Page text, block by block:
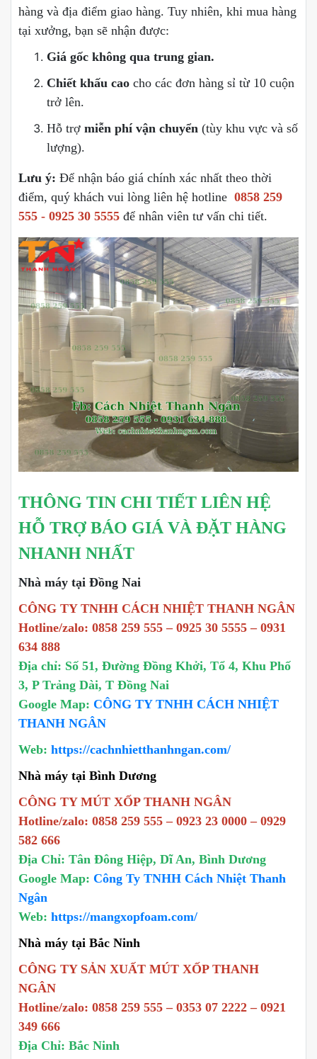
hàng và địa điểm giao hàng. Tuy nhiên, khi mua hàng
tại xưởng, bạn sẽ nhận được:
Giá gốc không qua trung gian.
Chiết khấu cao cho các đơn hàng sỉ từ 10 cuộn
trở lên.
Hỗ trợ miễn phí vận chuyển (tùy khu vực và số
lượng).
Lưu ý: Để nhận báo giá chính xác nhất theo thời
điểm, quý khách vui lòng liên hệ hotline 0858 259
555 - 0925 30 5555 để nhân viên tư vấn chi tiết.
THÔNG TIN CHI TIẾT LIÊN HỆ
HỖ TRỢ BÁO GIÁ VÀ ĐẶT HÀNG
NHANH NHẤT
Nhà máy tại Đồng Nai
CÔNG TY TNHH CÁCH NHIỆT THANH NGÂN
Hotline/zalo: 0858 259 555 – 0925 30 5555 – 0931
634 888
Địa chỉ: Số 51, Đường Đồng Khởi, Tổ 4, Khu Phố
3, P Trảng Dài, T Đồng Nai
Google Map: CÔNG TY TNHH CÁCH NHIỆT
THANH NGÂN
Web: https://cachnhietthanhngan.com/
Nhà máy tại Bình Dương
CÔNG TY MÚT XỐP THANH NGÂN
Hotline/zalo: 0858 259 555 – 0923 23 0000 – 0929
582 666
Địa Chỉ: Tân Đông Hiệp, Dĩ An, Bình Dương
Google Map: Công Ty TNHH Cách Nhiệt Thanh
Ngân
Web: https://mangxopfoam.com/
Nhà máy tại Bắc Ninh
CÔNG TY SẢN XUẤT MÚT XỐP THANH
NGÂN
Hotline/zalo: 0858 259 555 – 0353 07 2222 – 0921
349 666
Địa Chỉ: Bắc Ninh